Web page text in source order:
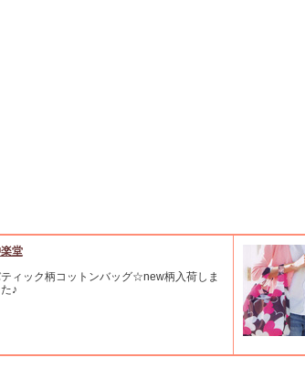
堂
ィック柄コットンバッグ☆new柄入荷しま
♪